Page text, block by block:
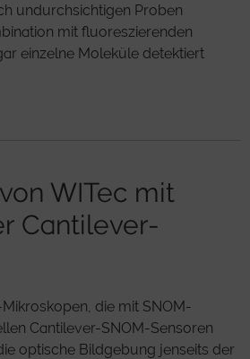
undurchsichtigen Proben
mit fluoreszierenden
einzelne Moleküle detektiert
WITec mit
Cantilever-
die mit SNOM-
Cantilever-SNOM-Sensoren
optische Bildgebung jenseits der